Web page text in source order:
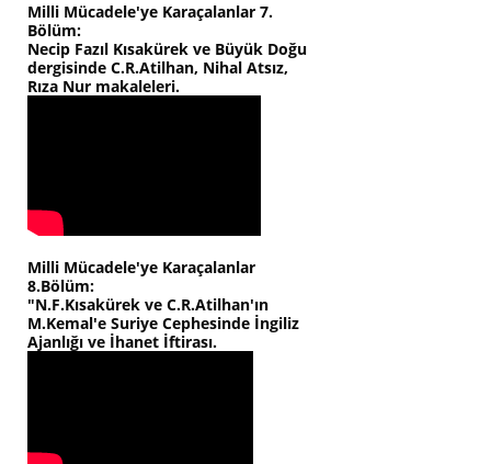
Milli Mücadele'ye Karaçalanlar 7.
Bölüm:
Necip Fazıl Kısakürek ve Büyük Doğu
dergisinde C.R.Atilhan, Nihal Atsız,
Rıza Nur makaleleri.
Milli Mücadele'ye Karaçalanlar
8.Bölüm:
"N.F.Kısakürek ve C.R.Atilhan'ın
M.Kemal'e Suriye Cephesinde İngiliz
Ajanlığı ve İhanet İftirası.